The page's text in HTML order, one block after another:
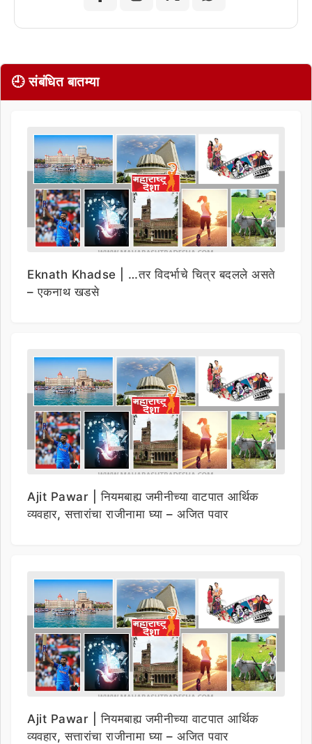
🕘 संबंधित बातम्या
Eknath Khadse | …तर विदर्भाचे चित्र बदलले असते
– एकनाथ खडसे
Ajit Pawar | नियमबाह्य जमीनीच्या वाटपात आर्थिक
व्यवहार, सत्तारांचा राजीनामा घ्या – अजित पवार
Ajit Pawar | नियमबाह्य जमीनीच्या वाटपात आर्थिक
व्यवहार, सत्तारांचा राजीनामा घ्या – अजित पवार